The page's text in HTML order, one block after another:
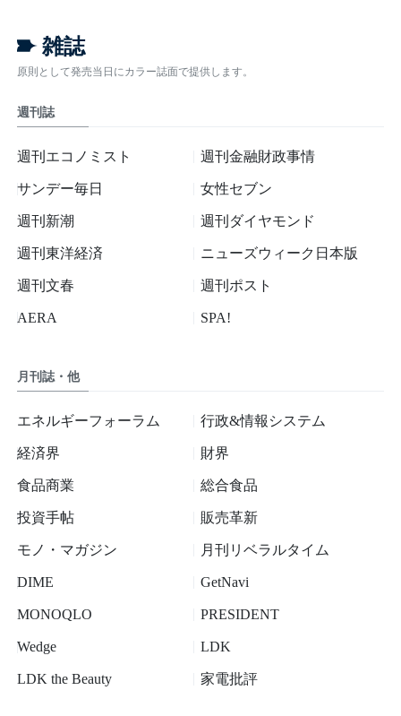
雑誌
原則として発売当日にカラー誌面で提供します。
週刊誌
週刊エコノミスト 週刊金融財政事情
サンデー毎日 女性セブン
週刊新潮 週刊ダイヤモンド
週刊東洋経済 ニューズウィーク日本版
週刊文春 週刊ポスト
AERA SPA!
月刊誌・他
エネルギーフォーラム 行政&情報システム
経済界 財界
食品商業 総合食品
投資手帖 販売革新
モノ・マガジン 月刊リベラルタイム
DIME GetNavi
MONOQLO PRESIDENT
Wedge LDK
LDK the Beauty 家電批評